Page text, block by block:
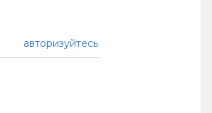
авторизуйтесь